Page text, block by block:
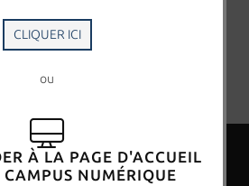
Corsica
CLIQUER ICI
ou
À LA PAGE D'ACCUEIL
CAMPUS NUMÉRIQUE